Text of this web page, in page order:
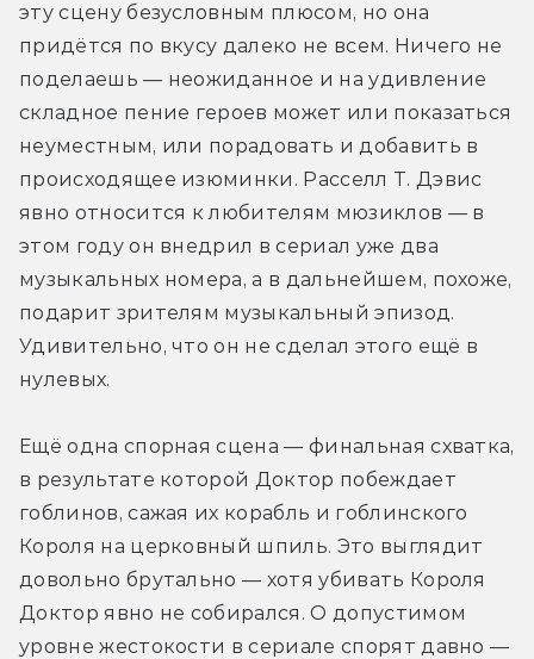
эту сцену безусловным плюсом, но она
придётся по вкусу далеко не всем. Ничего не
поделаешь — неожиданное и на удивление
складное пение героев может или показаться
неуместным, или порадовать и добавить в
происходящее изюминки. Расселл Т. Дэвис
явно относится к любителям мюзиклов — в
этом году он внедрил в сериал уже два
музыкальных номера, а в дальнейшем, похоже,
подарит зрителям музыкальный эпизод.
Удивительно, что он не сделал этого ещё в
нулевых.
Ещё одна спорная сцена — финальная схватка,
в результате которой Доктор побеждает
гоблинов, сажая их корабль и гоблинского
Короля на церковный шпиль. Это выглядит
довольно брутально — хотя убивать Короля
Доктор явно не собирался. О допустимом
уровне жестокости в сериале спорят давно —